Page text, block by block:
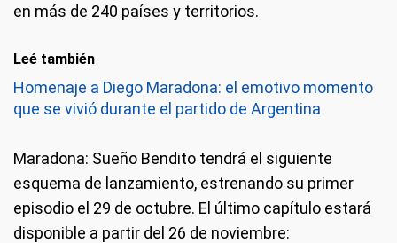
en más de 240 países y territorios.
Leé también
Homenaje a Diego Maradona: el emotivo momento
que se vivió durante el partido de Argentina
Maradona: Sueño Bendito tendrá el siguiente
esquema de lanzamiento, estrenando su primer
episodio el 29 de octubre. El último capítulo estará
disponible a partir del 26 de noviembre: